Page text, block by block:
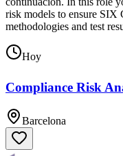
risk models to ensure SIX
methodologies and test
Hoy
Compliance Risk
Barcelona